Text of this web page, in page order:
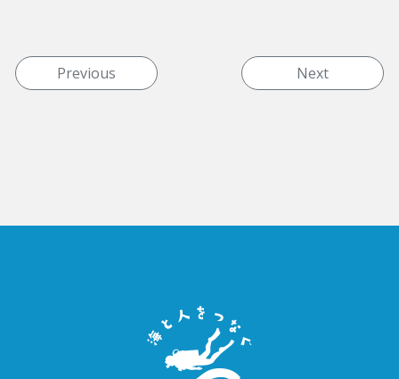
投稿ナビゲーション
Previous Next